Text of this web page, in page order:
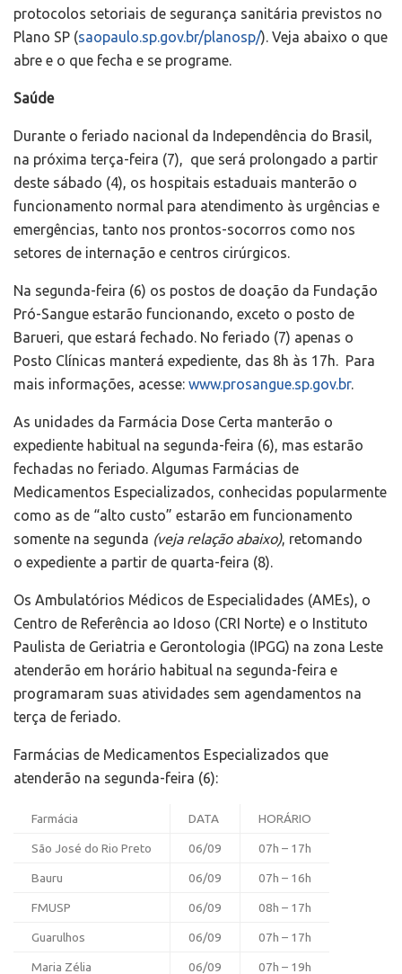
protocolos setoriais de segurança sanitária previstos no
Plano SP (saopaulo.sp.gov.br/planosp/). Veja abaixo o que
abre e o que fecha e se programe.
Saúde
Durante o feriado nacional da Independência do Brasil,
na próxima terça-feira (7), que será prolongado a partir
deste sábado (4), os hospitais estaduais manterão o
funcionamento normal para atendimento às urgências e
emergências, tanto nos prontos-socorros como nos
setores de internação e centros cirúrgicos.
Na segunda-feira (6) os postos de doação da Fundação
Pró-Sangue estarão funcionando, exceto o posto de
Barueri, que estará fechado. No feriado (7) apenas o
Posto Clínicas manterá expediente, das 8h às 17h. Para
mais informações, acesse: www.prosangue.sp.gov.br.
As unidades da Farmácia Dose Certa manterão o
expediente habitual na segunda-feira (6), mas estarão
fechadas no feriado. Algumas Farmácias de
Medicamentos Especializados, conhecidas popularmente
como as de “alto custo” estarão em funcionamento
somente na segunda (veja relação abaixo), retomando
o expediente a partir de quarta-feira (8).
Os Ambulatórios Médicos de Especialidades (AMEs), o
Centro de Referência ao Idoso (CRI Norte) e o Instituto
Paulista de Geriatria e Gerontologia (IPGG) na zona Leste
atenderão em horário habitual na segunda-feira e
programaram suas atividades sem agendamentos na
terça de feriado.
Farmácias de Medicamentos Especializados que
atenderão na segunda-feira (6):
Farmácia DATA HORÁRIO
São José do Rio Preto 06/09 07h – 17h
Bauru 06/09 07h – 16h
FMUSP 06/09 08h – 17h
Guarulhos 06/09 07h – 17h
Maria Zélia 06/09 07h – 19h